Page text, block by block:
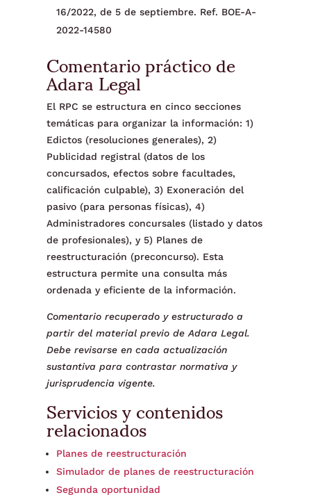
16/2022, de 5 de septiembre. Ref. BOE-A-
2022-14580
Comentario práctico de
Adara Legal
El RPC se estructura en cinco secciones
temáticas para organizar la información: 1)
Edictos (resoluciones generales), 2)
Publicidad registral (datos de los
concursados, efectos sobre facultades,
calificación culpable), 3) Exoneración del
pasivo (para personas físicas), 4)
Administradores concursales (listado y datos
de profesionales), y 5) Planes de
reestructuración (preconcurso). Esta
estructura permite una consulta más
ordenada y eficiente de la información.
Comentario recuperado y estructurado a
partir del material previo de Adara Legal.
Debe revisarse en cada actualización
sustantiva para contrastar normativa y
jurisprudencia vigente.
Servicios y contenidos
relacionados
Planes de reestructuración
Simulador de planes de reestructuración
Segunda oportunidad